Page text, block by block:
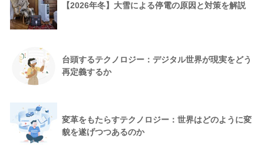
【2026年冬】大雪による停電の原因と対策を解説
台頭するテクノロジー：デジタル世界が現実をどう
再定義するか
変革をもたらすテクノロジー：世界はどのように変
貌を遂げつつあるのか